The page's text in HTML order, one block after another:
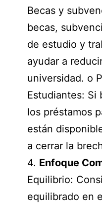
Becas y
becas,
de estudio y
ayudar a
universidad. o
Estudiantes: Si
los préstamos
están
a cerrar la
4. Enfoque
Equilibrio:
equilibrado en